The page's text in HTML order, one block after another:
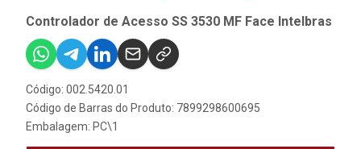
Controlador de Acesso SS 3530 MF Face Intelbras
Código: 002.5420.01
Código de Barras do Produto: 7899298600695
Embalagem: PC\1